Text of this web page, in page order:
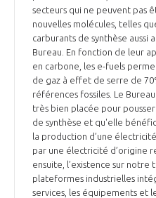
secteurs qui ne peuvent pas
nouvelles molécules, telles
carburants de synthèse aussi
Bureau. En fonction de leur
en carbone, les e-fuels
de gaz à effet de serre de
références fossiles. Le
très bien placée pour
de synthèse et qu'elle
la production d’une
par une électricité d’origine renouvelable en croissance,
ensuite, l’existence sur
plateformes industrielles
services, les équipements et